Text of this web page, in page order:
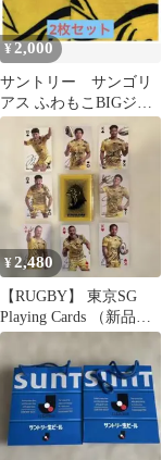
¥2,000
サントリー サンゴリ
アス ふわもこBIGジャ
ージ 2枚セット
¥2,480
【RUGBY】 東京SG
Playing Cards （新品未
開封）